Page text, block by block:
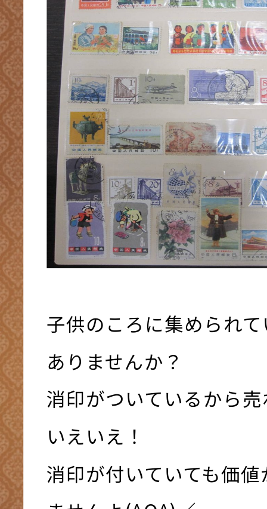
子供のころに集められ
ありませんか？
消印がついているから
いえいえ！
消印が付いていても価